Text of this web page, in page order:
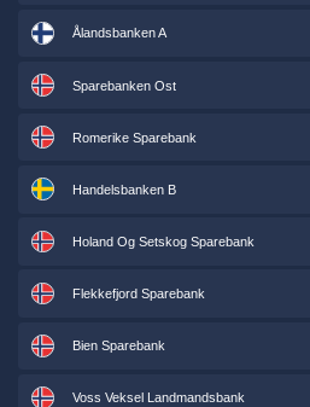
Ålandsbanken A
Sparebanken Ost
Romerike Sparebank
Handelsbanken B
Holand Og Setskog Sparebank
Flekkefjord Sparebank
Bien Sparebank
Voss Veksel Landmandsbank